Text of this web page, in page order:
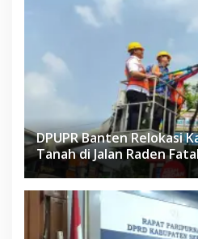
DPUPR Banten Relokasi
Tanah di Jalan Raden